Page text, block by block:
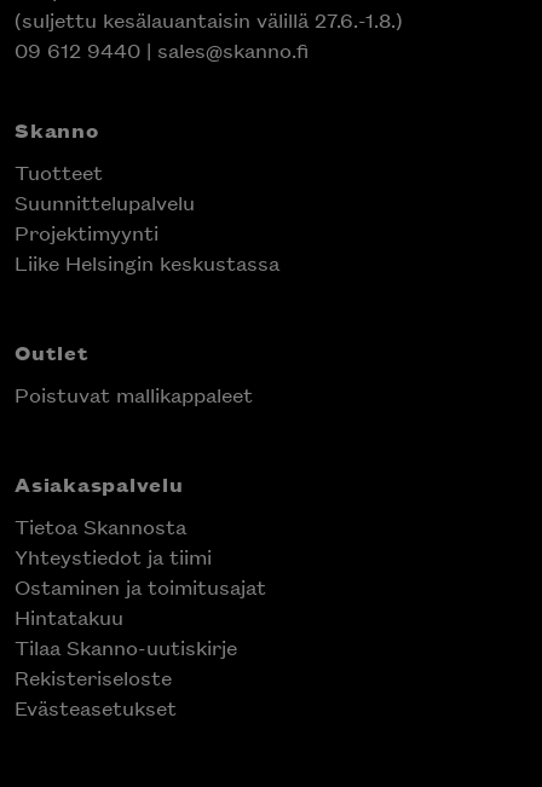
(suljettu kesälauantaisin välillä 27.6.-1.8.)
09 612 9440 | sales@skanno.fi
Skanno
Tuotteet
Suunnittelupalvelu
Projektimyynti
Liike Helsingin keskustassa
Outlet
Poistuvat mallikappaleet
Asiakaspalvelu
Tietoa Skannosta
Yhteystiedot ja tiimi
Ostaminen ja toimitusajat
Hintatakuu
Tilaa Skanno-uutiskirje
Rekisteriseloste
Evästeasetukset